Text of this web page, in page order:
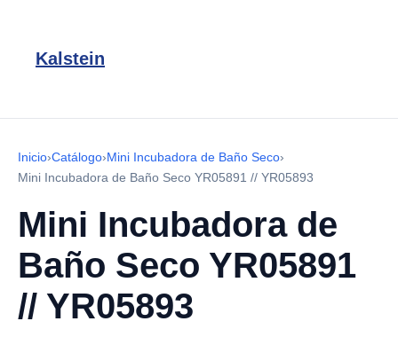
Kalstein
Inicio›Catálogo›Mini Incubadora de Baño Seco›
Mini Incubadora de Baño Seco YR05891 // YR05893
Mini Incubadora de
Baño Seco YR05891
// YR05893